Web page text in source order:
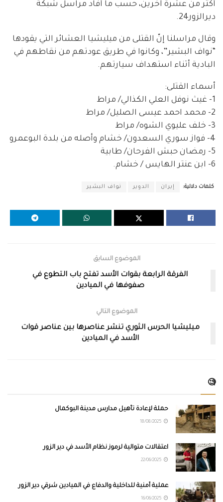
أكثر من عشرة آخرين، حسب ما أفاد مراسل شبكة
ديرالزور24.
وقال مراسلنا إنّ القتلى من ميليشيا العشائر التي يقودها
“نواف البشير”، وكانوا في طريق عودتهم من نقاطهم في
البادية أثناء استهداف سيارتهم.
أسماء القتلى:
1- غيث نوفل العلي الكذالي/ مراط
2- محمد احمد عيسى الصليل/ مراط
3- خلف عليوي الشوه/ مراط
4- فواز سوري السعدون/ خشام وأصله من بلدة البوعمرو
5- رمضان حبش الفرحان/ طابية
6- ابن عنتر الهايس / خشام.
كلمات دلالية: إيران الدوير نواف البشير
الموضوع السابق
الفرقة الرابعة بقوات الأسد تفتح باب التطوع في
صفوفها في الميادين
الموضوع التالي
ميليشيا الحرس الثوري تنشر عناصرها بين عناصر قوات
الأسد في الميادين
🧐
حملة لإعادة تأهيل مدارس مدينة البوكمال
اعتقالات متوالية لرموز نظام الأسد في دير الزور
عملية أمنية للداخلية والدفاع في الميادين شرقي دير الزور